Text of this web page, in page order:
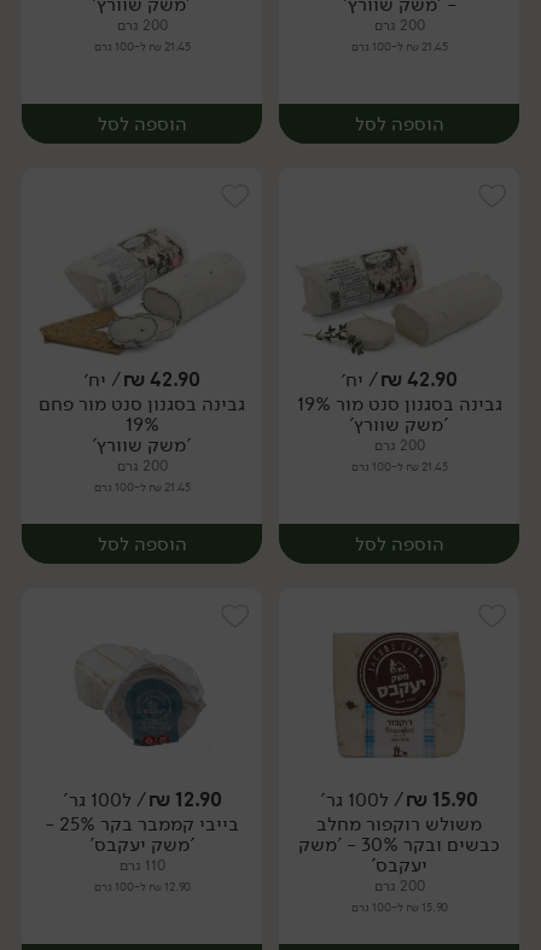
200 גרם
21.45 ₪ ל-100 גרם
הוספה לסל
יח׳
200 גרם
21.45 ₪ ל-100 גרם
הוספה לסל
יח׳
42.90
₪/ יח׳
גבינה בסגנון סנט מור 19%
'משק שוורץ'
200 גרם
21.45 ₪ ל-100 גרם
הוספה לסל
יח׳
42.90
₪/ יח׳
גבינה בסגנון סנט מור פחם
19%
'משק שוורץ'
200 גרם
21.45 ₪ ל-100 גרם
הוספה לסל
יח׳
15.90
₪/ ל100 גר'
משולש רוקפור מחלב
כבשים ובקר 30% - 'משק
יעקבס'
200 גרם
15.90 ₪ ל-100 גרם
12.90
₪/ ל100 גר'
בייבי קממבר בקר 25% -
'משק יעקבס'
110 גרם
12.90 ₪ ל-100 גרם